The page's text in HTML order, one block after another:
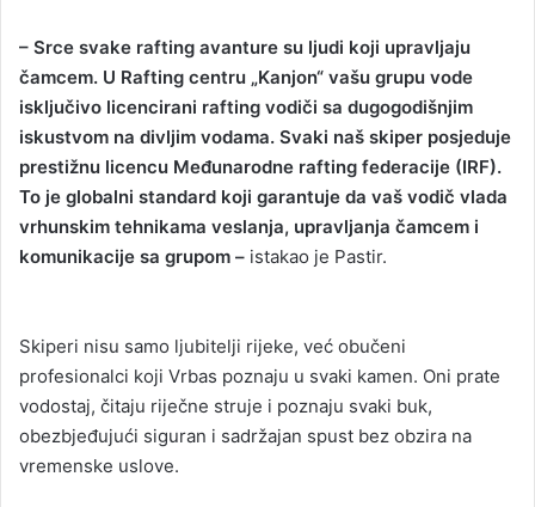
– Srce svake rafting avanture su ljudi koji upravljaju
čamcem. U Rafting centru „Kanjon“ vašu grupu vode
isključivo licencirani rafting vodiči sa dugogodišnjim
iskustvom na divljim vodama. Svaki naš skiper posjeduje
prestižnu licencu Međunarodne rafting federacije (IRF).
To je globalni standard koji garantuje da vaš vodič vlada
vrhunskim tehnikama veslanja, upravljanja čamcem i
komunikacije sa grupom – istakao je Pastir.
Skiperi nisu samo ljubitelji rijeke, već obučeni
profesionalci koji Vrbas poznaju u svaki kamen. Oni prate
vodostaj, čitaju riječne struje i poznaju svaki buk,
obezbjeđujući siguran i sadržajan spust bez obzira na
vremenske uslove.